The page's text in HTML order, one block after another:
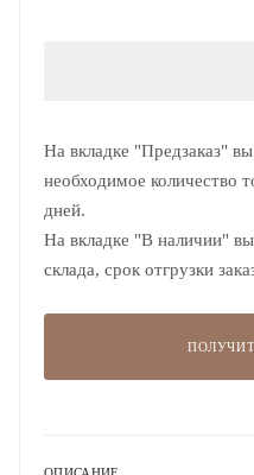
На вкладке "Предзаказ"
необходимое количество
дней.
На вкладке "В наличии"
склада, срок отгрузки
ОПИСАНИЕ